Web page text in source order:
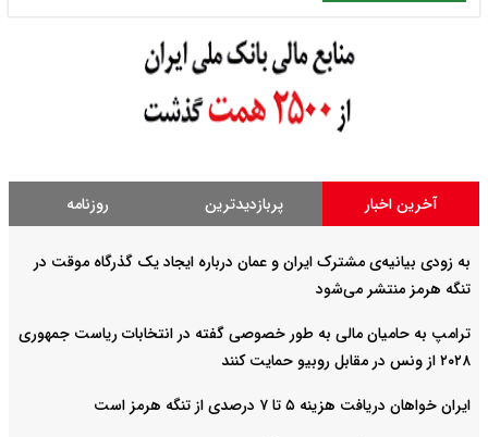
آخرین اخبار پربازدیدترین روزنامه
به زودی بیانیه‌ی مشترک ایران و عمان درباره ایجاد یک گذرگاه موقت در
تنگه هرمز منتشر می‌شود
ترامپ به حامیان مالی به طور خصوصی گفته در انتخابات ریاست جمهوری
۲۰۲۸ از ونس در مقابل روبیو حمایت کنند
ایران خواهان دریافت هزینه ۵ تا ۷ درصدی از تنگه هرمز است